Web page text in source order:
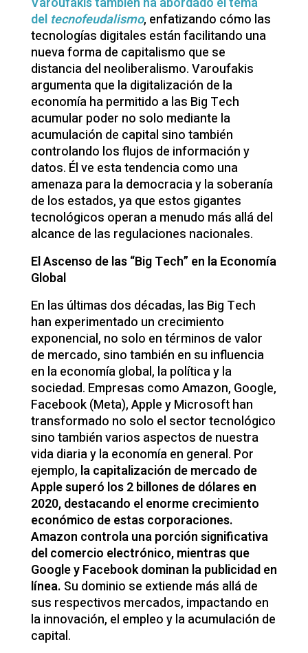
del tecnofeudalismo, enfatizando cómo las
tecnologías digitales están facilitando una
nueva forma de capitalismo que se
distancia del neoliberalismo. Varoufakis
argumenta que la digitalización de la
economía ha permitido a las Big Tech
acumular poder no solo mediante la
acumulación de capital sino también
controlando los flujos de información y
datos. Él ve esta tendencia como una
amenaza para la democracia y la soberanía
de los estados, ya que estos gigantes
tecnológicos operan a menudo más allá del
alcance de las regulaciones nacionales.
El Ascenso de las “Big Tech” en la Economía
Global
En las últimas dos décadas, las Big Tech
han experimentado un crecimiento
exponencial, no solo en términos de valor
de mercado, sino también en su influencia
en la economía global, la política y la
sociedad. Empresas como Amazon, Google,
Facebook (Meta), Apple y Microsoft han
transformado no solo el sector tecnológico
sino también varios aspectos de nuestra
vida diaria y la economía en general. Por
ejemplo, la capitalización de mercado de
Apple superó los 2 billones de dólares en
2020, destacando el enorme crecimiento
económico de estas corporaciones.
Amazon controla una porción significativa
del comercio electrónico, mientras que
Google y Facebook dominan la publicidad en
línea. Su dominio se extiende más allá de
sus respectivos mercados, impactando en
la innovación, el empleo y la acumulación de
capital.